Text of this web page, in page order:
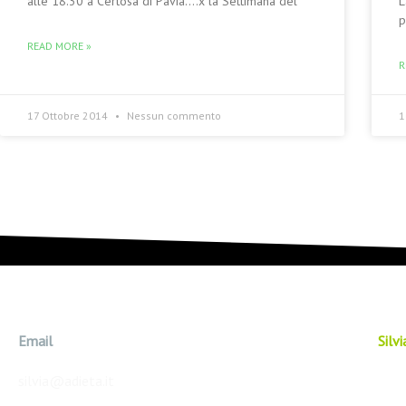
READ MORE »
17 Ottobre 2014 Nessun commento
Email